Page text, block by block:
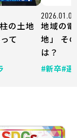
の土地
て
2026.01.07
地域の
地」 そ
は？
#新卒#選